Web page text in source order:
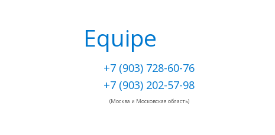
Equipe
+7 (903) 728-60-76
+7 (903) 202-57-98
(Москва и Московская область)